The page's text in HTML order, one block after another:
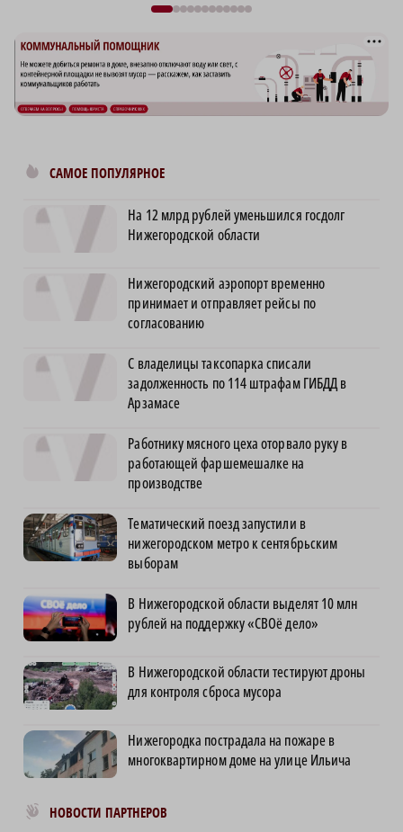
САМОЕ ПОПУЛЯРНОЕ
На 12 млрд рублей уменьшился госдолг
Нижегородской области
Нижегородский аэропорт временно
принимает и отправляет рейсы по
согласованию
С владелицы таксопарка списали
задолженность по 114 штрафам ГИБДД в
Арзамасе
Работнику мясного цеха оторвало руку в
работающей фаршемешалке на
производстве
Тематический поезд запустили в
нижегородском метро к сентябрьским
выборам
В Нижегородской области выделят 10 млн
рублей на поддержку «СВОё дело»
В Нижегородской области тестируют дроны
для контроля сброса мусора
Нижегородка пострадала на пожаре в
многоквартирном доме на улице Ильича
НОВОСТИ ПАРТНЕРОВ
Новости МирТесен